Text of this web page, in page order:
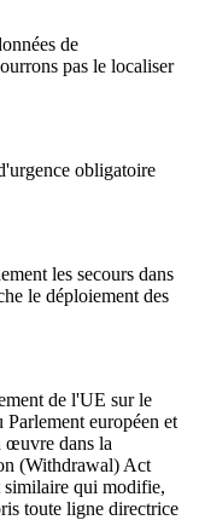
de
pas le localiser
obligatoire
les secours dans
le déploiement des
de l'UE sur le
européen et
œuvre dans la
(Withdrawal) Act
similaire qui modifie,
toute ligne directrice